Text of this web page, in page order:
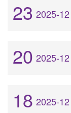
23 2025-12
20 2025-12
18 2025-12